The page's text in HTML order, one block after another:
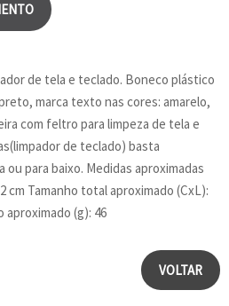
de tela e teclado. Boneco plástico
marca texto nas cores: amarelo,
com feltro para limpeza de tela e
de teclado) basta
para baixo. Medidas aproximadas
cm Tamanho total aproximado (CxL):
aproximado (g): 46
VOLTAR